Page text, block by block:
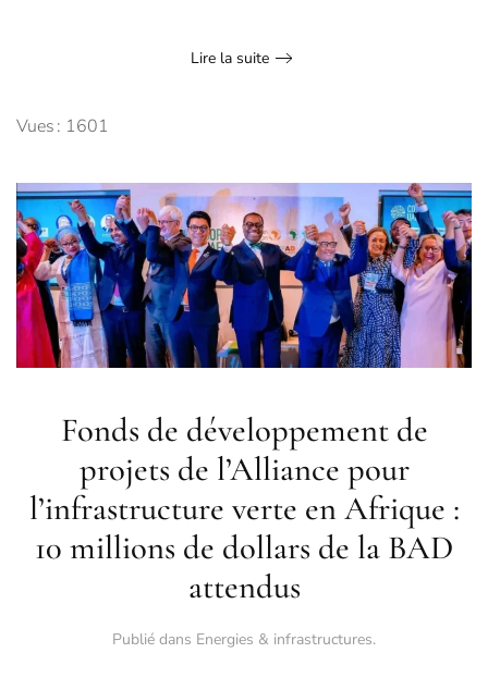
Lire la suite
Vues : 1601
Fonds de développement de
projets de l’Alliance pour
l’infrastructure verte en Afrique :
10 millions de dollars de la BAD
attendus
Publié dans Energies & infrastructures.